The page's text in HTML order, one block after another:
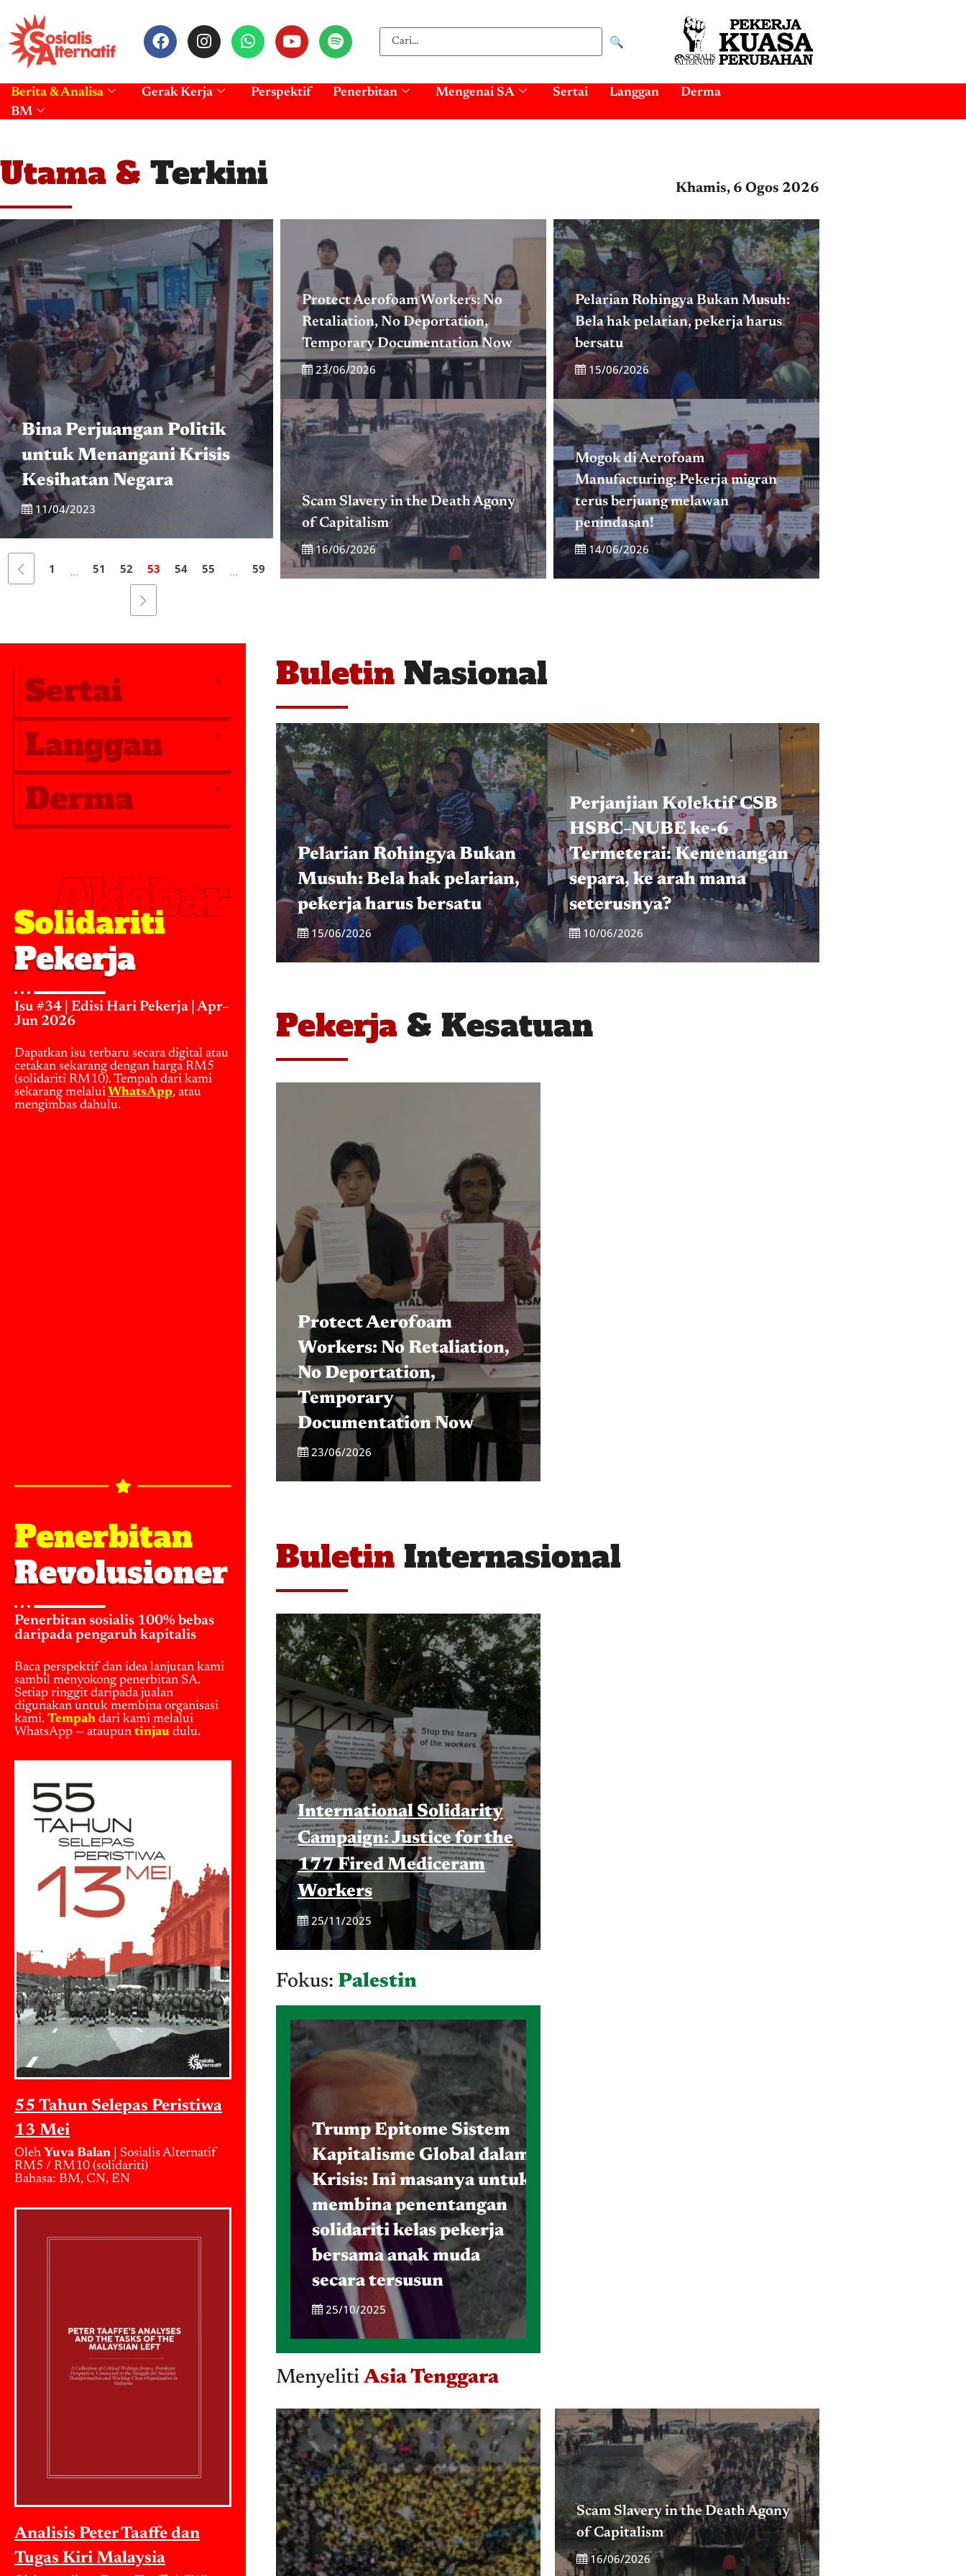
🔍
Berita & Analisa Gerak Kerja Perspektif Penerbitan Mengenai SA Sertai Langgan
Derma
BM
Utama & Terkini Khamis, 6 Ogos 2026
Bina Perjuangan Politik
untuk Menangani Krisis
Kesihatan Negara
11/04/2023
1 ... 51 52 53 54 55 ... 59
Protect Aerofoam Workers: No
Retaliation, No Deportation,
Temporary Documentation Now
23/06/2026
Scam Slavery in the Death Agony
of Capitalism
16/06/2026
Pelarian Rohingya Bukan Musuh:
Bela hak pelarian, pekerja harus
bersatu
15/06/2026
Mogok di Aerofoam
Manufacturing: Pekerja migran
terus berjuang melawan
penindasan!
14/06/2026
Sertai
Langgan
Derma
Akhbar
Solidariti
Pekerja
Isu #34 | Edisi Hari Pekerja | Apr–
Jun 2026
Dapatkan isu terbaru secara digital atau
cetakan sekarang dengan harga RM5
(solidariti RM10). Tempah dari kami
sekarang melalui WhatsApp, atau
mengimbas dahulu.
Penerbitan
Revolusioner
Penerbitan sosialis 100% bebas
daripada pengaruh kapitalis
Baca perspektif dan idea lanjutan kami
sambil menyokong penerbitan SA.
Setiap ringgit daripada jualan
digunakan untuk membina organisasi
kami. Tempah dari kami melalui
WhatsApp — ataupun tinjau dulu.
55 Tahun Selepas Peristiwa
13 Mei
Oleh Yuva Balan | Sosialis Alternatif
RM5 / RM10 (solidariti)
Bahasa: BM, CN, EN
Analisis Peter Taaffe dan
Tugas Kiri Malaysia
Buletin Nasional
Pelarian Rohingya Bukan
Musuh: Bela hak pelarian,
pekerja harus bersatu
15/06/2026
Perjanjian Kolektif CSB
HSBC–NUBE ke-6
Termeterai: Kemenangan
separa, ke arah mana
seterusnya?
10/06/2026
Pekerja & Kesatuan
Protect Aerofoam
Workers: No Retaliation,
No Deportation,
Temporary
Documentation Now
23/06/2026
Buletin Internasional
International Solidarity
Campaign: Justice for the
177 Fired Mediceram
Workers
25/11/2025
Fokus: Palestin
Trump Epitome Sistem
Kapitalisme Global dalam
Krisis: Ini masanya untuk
membina penentangan
solidariti kelas pekerja
bersama anak muda
secara tersusun
25/10/2025
MenyelitiAsia Tenggara
Scam Slavery in the Death Agony
of Capitalism
16/06/2026